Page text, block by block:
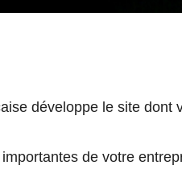
développe le site dont
de votre